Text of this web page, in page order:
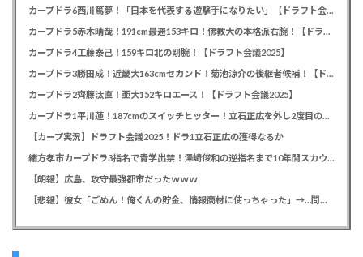
カープドラ6西川篤夢！「日本を代表する遊撃手になりたい」【ドラフト会議2025】
カープドラ5赤木晴哉！191cm最速153キロ！佛教大の本格派右腕！【ドラフト会議2025】
カープドラ4工藤泰己！159キロ北の剛腕！【ドラフト会議2025】
カープドラ3勝田成！近畿大163cmセカンド！菊池涼介の後継者候補！【ドラフト会議2025】
カープドラ2齊藤汰直！亜大152キロエース！【ドラフト会議2025】
カープドラ1平川蓮！187cmのスイッチヒッター！立石正広を外し2度目の重複も新井監督がクジを引き当てる！【ドラフト会議2025】
【カープ実況】ドラフト会議2025！ドラ1立石正広の獲得なるか
緒方孝市カープドラ3指名で青学出禁！澤﨑俊和の逆指名まで10年間スカウト出禁
【朗報】広島、攻守最強都市だったｗｗｗ
【悲報】彼女「ごめん！俺くんの貯金、情報商材に使っちゃった」→…問い詰めたらギャン泣きされたんだが俺が悪いのか？